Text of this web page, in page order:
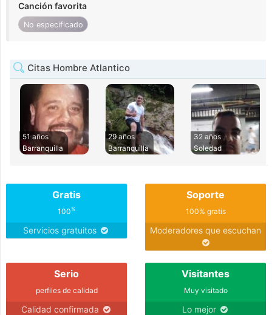
Canción favorita
No especificado
Citas Hombre Atlantico
51 años
Barranquilla
29 años
Barranquilla
32 años
Soledad
Gratis
100%
Servicios gratuitos
Soporte
100% gratis
Moderadores que escuchan
Serio
perfiles de calidad
Calidad confirmada
Visitantes
Muy visitado
Lo mejor